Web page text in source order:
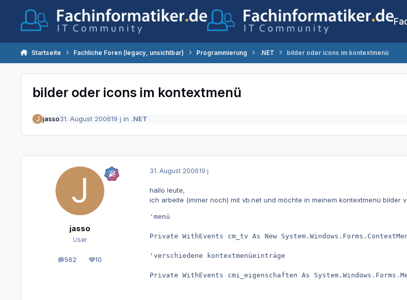
Startseite Fachliche Foren (legacy, unsichtbar) Programmierung .NET bilder oder icons im kontextmenü
bilder oder icons im kontextmenü
jasso31. August 200619 j in .NET
jasso
User
562
Beiträge 10
Reputation
31. August 200619 j
hallo leute,
ich arbeite (immer noch) mit vb.net und möchte in meinem kontextmenü bilder
'menü
Private WithEvents cm_tv As New
'verschiedene kontextmenüeinträge
Private WithEvents cmi_eigenschaften As